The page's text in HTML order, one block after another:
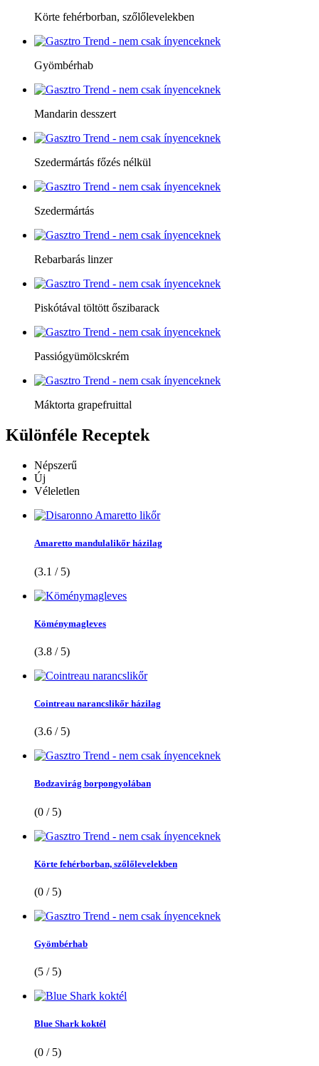
Körte fehérborban, szőlőlevelekben
Gyömbérhab
Mandarin desszert
Szedermártás főzés nélkül
Szedermártás
Rebarbarás linzer
Piskótával töltött őszibarack
Passiógyümölcskrém
Máktorta grapefruittal
Különféle Receptek
Népszerű
Új
Véleletlen
Amaretto mandulalikőr házilag
(3.1 / 5)
Köménymagleves
(3.8 / 5)
Cointreau narancslikőr házilag
(3.6 / 5)
Bodzavirág borpongyolában
(0 / 5)
Körte fehérborban, szőlőlevelekben
(0 / 5)
Gyömbérhab
(5 / 5)
Blue Shark koktél
(0 / 5)